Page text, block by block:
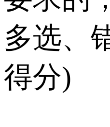
多选、
得分)